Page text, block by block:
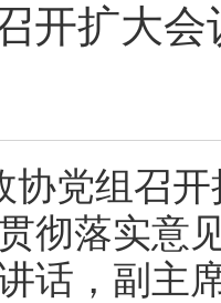
开扩大
协党组召
彻落实意
话，副主